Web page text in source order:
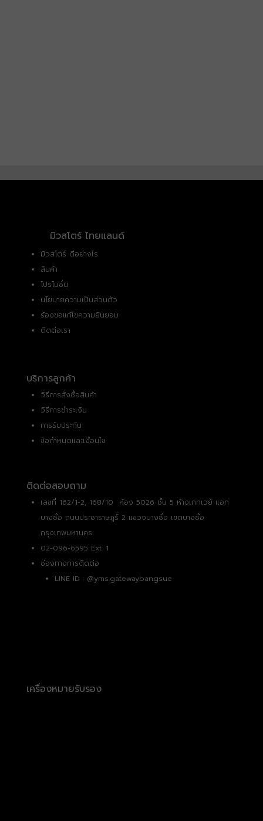
มิวสโตร์ ไทยแลนด์
มิวสโตร์ ดีอย่างไร
สินค้า
โปรโมชั่น
นโยบายความเป็นส่วนตัว
ร้องขอแก้ไขความยินยอม
ติดต่อเรา
บริการลูกค้า
วิธีการสั่งซื้อสินค้า
วิธีการชำระเงิน
การรับประกัน
ข้อกำหนดและเงื่อนไข
ติดต่อสอบถาม
เลขที่ 162/1-2, 168/10 ห้อง 5026 ชั้น 5 ห้างเกทเวย์ แอท
บางซื่อ ถนนประชาราษฎร์ 2 แขวงบางซื่อ เขตบางซื่อ
กรุงเทพมหานคร
02-096-6595 Ext. 1
ช่องทางการติดต่อ
LINE ID : @yms.gatewaybangsue
เครื่องหมายรับรอง